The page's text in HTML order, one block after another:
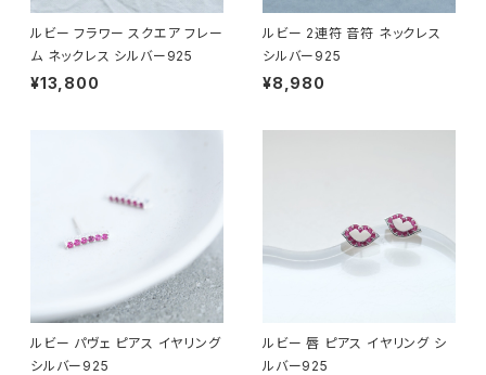
ルビー フラワー スクエア フレー
ム ネックレス シルバー925
¥13,800
ルビー 2連符 音符 ネックレス
シルバー925
¥8,980
ルビー パヴェ ピアス イヤリング
シルバー925
ルビー 唇 ピアス イヤリング シ
ルバー925